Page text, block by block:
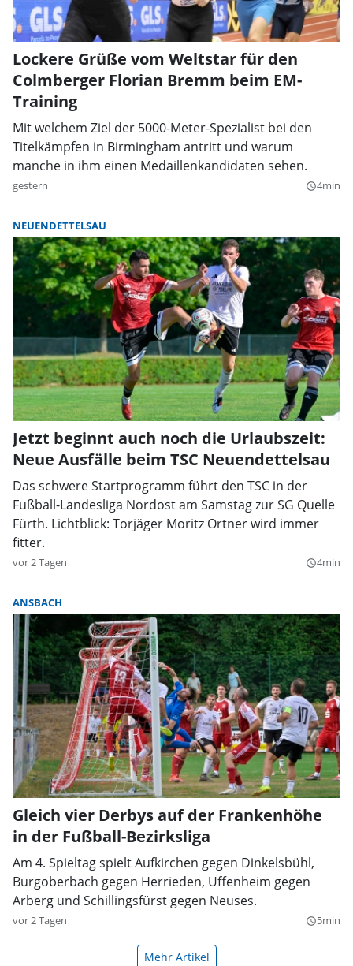
Lockere Grüße vom Weltstar für den
Colmberger Florian Bremm beim EM-
Training
Mit welchem Ziel der 5000-Meter-Spezialist bei den
Titelkämpfen in Birmingham antritt und warum
manche in ihm einen Medaillenkandidaten sehen.
gestern query_builder4min
NEUENDETTELSAU
Jetzt beginnt auch noch die Urlaubszeit:
Neue Ausfälle beim TSC Neuendettelsau
Das schwere Startprogramm führt den TSC in der
Fußball-Landesliga Nordost am Samstag zur SG Quelle
Fürth. Lichtblick: Torjäger Moritz Ortner wird immer
fitter.
vor 2 Tagen query_builder4min
ANSBACH
Gleich vier Derbys auf der Frankenhöhe
in der Fußball-Bezirksliga
Am 4. Spieltag spielt Aufkirchen gegen Dinkelsbühl,
Burgoberbach gegen Herrieden, Uffenheim gegen
Arberg und Schillingsfürst gegen Neuses.
vor 2 Tagen query_builder5min
Mehr Artikel